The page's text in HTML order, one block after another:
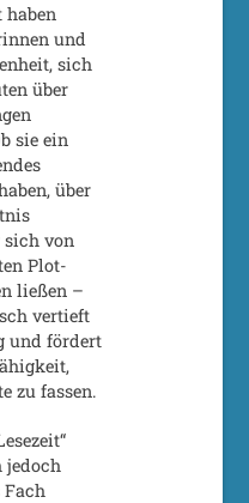
haben
und
sich
über
sie ein
über
sich von
Plot-
ließen –
vertieft
und fördert
zu fassen.
jedoch